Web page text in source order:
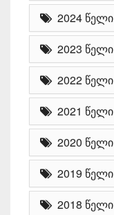
2024 წელი
2023 წელი
2022 წელი
2021 წელი
2020 წელი
2019 წელი
2018 წელი